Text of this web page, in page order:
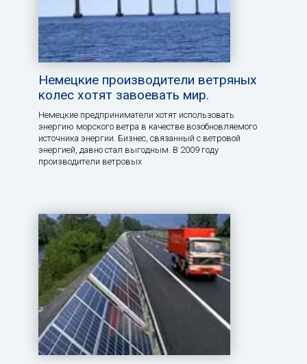
Немецкие производители ветряных
колес хотят завоевать мир.
Немецкие предприниматели хотят использовать
энергию морского ветра в качестве возобновляемого
источника энергии. Бизнес, связанный с ветровой
энергией, давно стал выгодным. В 2009 году
производители ветровых